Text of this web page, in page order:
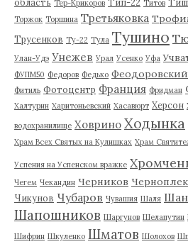
Тер-Крикоров Титов
Торжок Торшина Третьяковка
Трусенков Ту-22 Тула Тушино
Улан-Удэ Унежев Урал Усенко Уфа
ФУПМ50 Федоров Федько Феодоровский
Фитиль Фотоцентр Франция Фридман
Халтурин Харитоньевский Хасавюрт Херсон
водохранилище Ховрино Ходынка
Храм Всех Святых на Кулишках Храм
Успения на Успенском вражке
Чегем Чекандин Черников
Чикунов Чубаров Чувашия Шаля
Шапошников Шаргунов Шелапутин
Шифрин Шкуленко Шматов Шолохов